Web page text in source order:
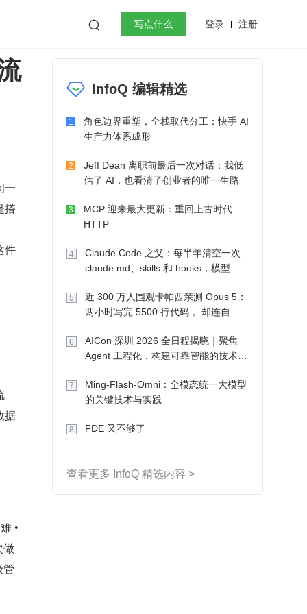
 写点什么 登录 注册
作
微服务架构 flutter
一
搭
件
据
•
做
管
InfoQ 编辑精选
1
角色边界重塑，全栈取代分工：快手 AI
生产力体系成形
2
Jeff Dean 离职前最后一次对话：我低
估了 AI，也看清了创业者的唯一生路
3
MCP 迎来最大更新：重回上古时代
HTTP
4
Claude Code 之父：每半年清空一次
claude.md、skills 和 hooks，模型自
5
近 300 万人围观卡帕西亲测 Opus 5：
两小时写完 5500 行代码， 却连自己
6
AICon 深圳 2026 全日程揭晓｜聚焦
Agent 工程化，构建可靠智能的技术路
7
Ming-Flash-Omni：全模态统一大模型
的关键技术与实践
8 FDE 又不够了
查看更多 InfoQ 精选内容 >